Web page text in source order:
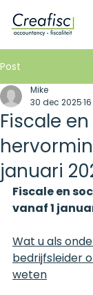
Post
Fiscale
januari
Mike
30 dec 2025
Fiscale en
vanaf 1
Wat u als
bedrijfsleider
weten